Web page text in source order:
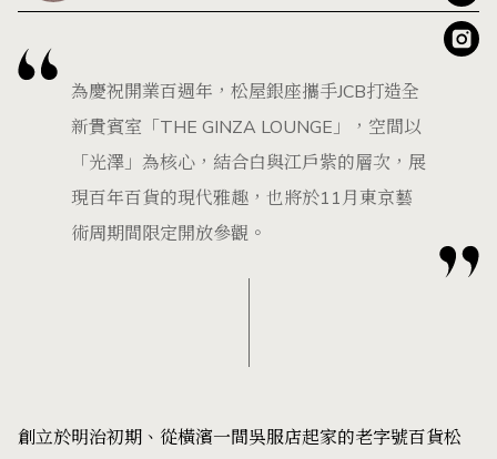
為慶祝開業百週年，松屋銀座攜手JCB打造全
新貴賓室「THE GINZA LOUNGE」，空間以
「光澤」為核心，結合白與江戶紫的層次，展
現百年百貨的現代雅趣，也將於11月東京藝
術周期間限定開放參觀。
創立於明治初期、從橫濱一間吳服店起家的老字號百貨松